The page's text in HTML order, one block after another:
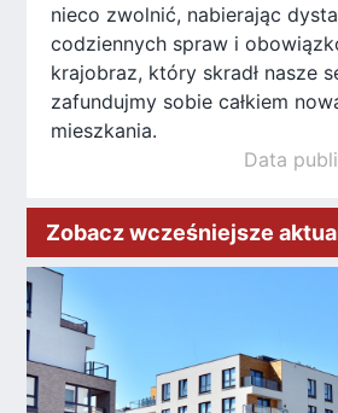
nieco zwolnić, nabierając
codziennych spraw i
krajobraz, który skradł nasze
zafundujmy sobie całkiem
mieszkania.
Data
Zobacz wcześniejsze